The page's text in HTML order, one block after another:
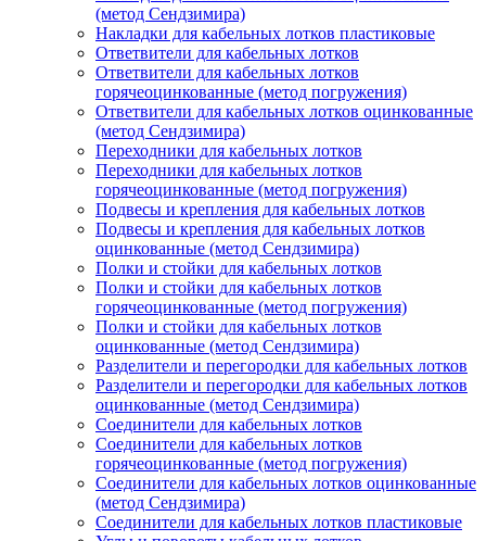
(метод Сендзимира)
Накладки для кабельных лотков пластиковые
Ответвители для кабельных лотков
Ответвители для кабельных лотков
горячеоцинкованные (метод погружения)
Ответвители для кабельных лотков оцинкованные
(метод Сендзимира)
Переходники для кабельных лотков
Переходники для кабельных лотков
горячеоцинкованные (метод погружения)
Подвесы и крепления для кабельных лотков
Подвесы и крепления для кабельных лотков
оцинкованные (метод Сендзимира)
Полки и стойки для кабельных лотков
Полки и стойки для кабельных лотков
горячеоцинкованные (метод погружения)
Полки и стойки для кабельных лотков
оцинкованные (метод Сендзимира)
Разделители и перегородки для кабельных лотков
Разделители и перегородки для кабельных лотков
оцинкованные (метод Сендзимира)
Соединители для кабельных лотков
Соединители для кабельных лотков
горячеоцинкованные (метод погружения)
Соединители для кабельных лотков оцинкованные
(метод Сендзимира)
Соединители для кабельных лотков пластиковые